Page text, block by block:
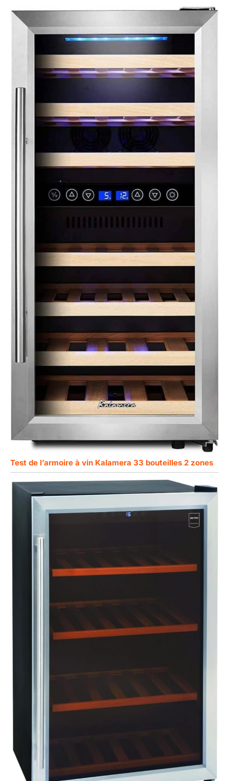
Test de l’armoire à vin Kalamera 33 bouteilles 2 zones